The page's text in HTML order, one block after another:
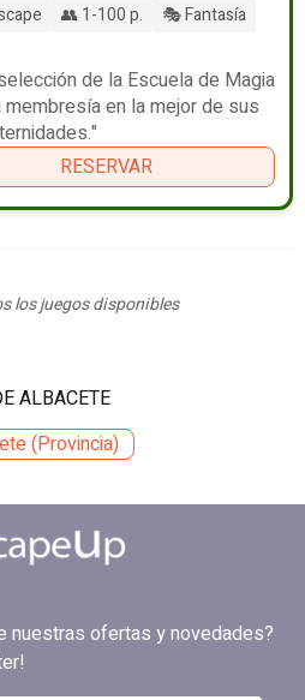
👥 1-100 p.
🎭 Fantasía
de la Escuela de Magia
en la mejor de sus
RESERVAR
los juegos disponibles
ALBACETE
(Provincia)
nuestras ofertas y novedades?